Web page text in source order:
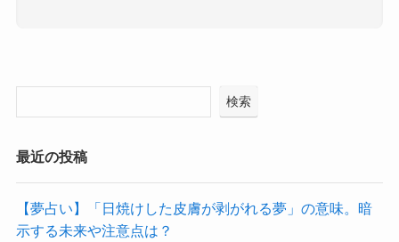
検索
最近の投稿
【夢占い】「日焼けした皮膚が剥がれる夢」の意味。暗
示する未来や注意点は？